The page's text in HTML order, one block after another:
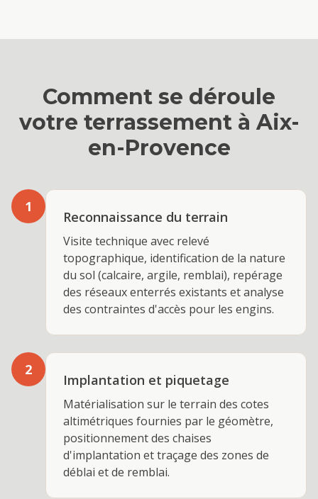
Comment se déroule
votre terrassementà Aix-
en-Provence
1
Reconnaissance du terrain
Visite technique avec relevé
topographique, identification de la nature
du sol (calcaire, argile, remblai), repérage
des réseaux enterrés existants et analyse
des contraintes d'accès pour les engins.
2
Implantation et piquetage
Matérialisation sur le terrain des cotes
altimétriques fournies par le géomètre,
positionnement des chaises
d'implantation et traçage des zones de
déblai et de remblai.